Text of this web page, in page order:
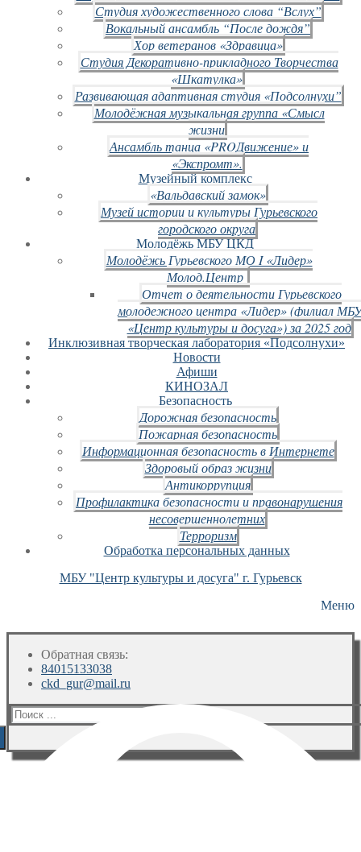
Студия художественного слова “Вслух”
Вокальный ансамбль “После дождя”
Хор ветеранов «Здравица»
Студия Декоративно-прикладного Творчества
«Шкатулка»
Развивающая адаптивная студия «Подсолнухи”
Молодёжная музыкальная группа «Смысл
жизни
Ансамбль танца «PROДвижение» и
«Экспромт».
Музейный комплекс
«Вальдавский замок»
Музей истории и культуры Гурьевского
городского округа
Молодёжь МБУ ЦКД
Молодёжь Гурьевского МО I «Лидер»
Молод.Центр
Отчет о деятельности Гурьевского
молодежного центра «Лидер» (филиал
«Центр культуры и досуга») за 2025 год
Инклюзивная творческая лаборатория «Подсолнухи»
Новости
Афиши
КИНОЗАЛ
Безопасность
Дорожная безопасность
Пожарная безопасность
Информационная безопасность в Интернете
Здоровый образ жизни
Антикоррупция
Профилактика безопасности и правонарушения
несовершеннолетних
Терроризм
Обработка персональных данных
МБУ "Центр культуры и досуга" г. Гурьевск
Меню
Обратная связь:
84015133038
ckd_gur@mail.ru
Искать: